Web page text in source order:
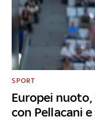
Europei
con Pellacani e
SPORT